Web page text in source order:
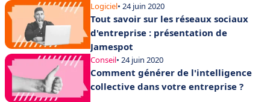
Logiciel• 24 juin 2020
Tout savoir sur les réseaux sociaux
d'entreprise : présentation de
Jamespot
Conseil• 24 juin 2020
Comment générer de l'intelligence
collective dans votre entreprise ?